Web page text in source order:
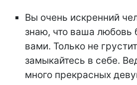
Вы очень искренний
знаю, что ваша любовь
вами. Только не
замыкайтесь в себе.
много прекрасных